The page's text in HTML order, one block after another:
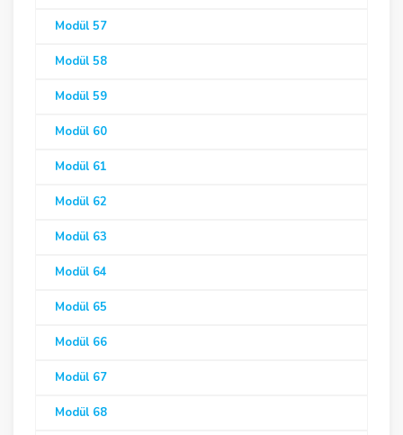
Modül 57
Modül 58
Modül 59
Modül 60
Modül 61
Modül 62
Modül 63
Modül 64
Modül 65
Modül 66
Modül 67
Modül 68